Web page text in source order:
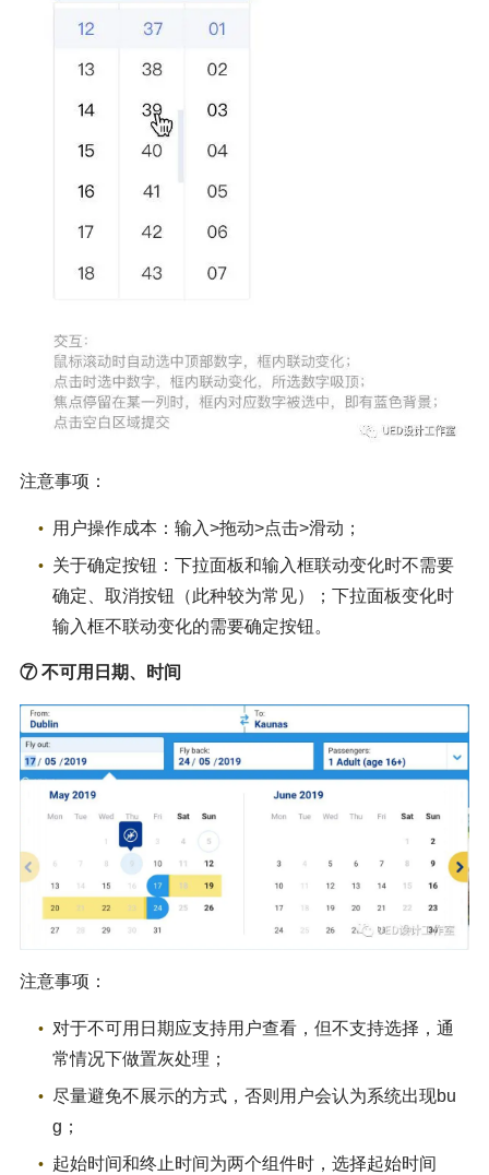
注意事项：
用户操作成本：输入>拖动>点击>滑动；
关于确定按钮：下拉面板和输入框联动变化时不需要
确定、取消按钮（此种较为常见）；下拉面板变化时
输入框不联动变化的需要确定按钮。
⑦ 不可用日期、时间
注意事项：
对于不可用日期应支持用户查看，但不支持选择，通
常情况下做置灰处理；
尽量避免不展示的方式，否则用户会认为系统出现bu
g；
起始时间和终止时间为两个组件时，选择起始时间